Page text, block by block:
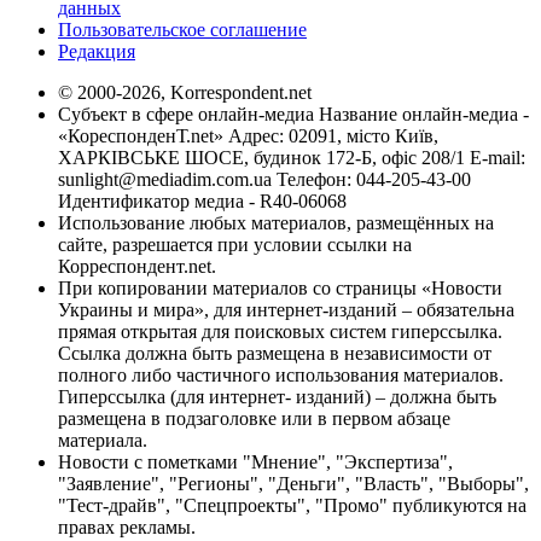
данных
Пользовательское соглашение
Редакция
© 2000-2026, Korrespondent.net
Субъект в сфере онлайн-медиа Название онлайн-медиа -
«КореспонденТ.net» Адрес: 02091, місто Київ,
ХАРКІВСЬКЕ ШОСЕ, будинок 172-Б, офіс 208/1 E-mail:
sunlight@mediadim.com.ua Телефон: 044-205-43-00
Идентификатор медиа - R40-06068
Использование любых материалов, размещённых на
сайте, разрешается при условии ссылки на
Корреспондент.net.
При копировании материалов со страницы «Новости
Украины и мира», для интернет-изданий – обязательна
прямая открытая для поисковых систем гиперссылка.
Ссылка должна быть размещена в независимости от
полного либо частичного использования материалов.
Гиперссылка (для интернет- изданий) – должна быть
размещена в подзаголовке или в первом абзаце
материала.
Новости с пометками "Мнение", "Экспертиза",
"Заявление", "Регионы", "Деньги", "Власть", "Выборы",
"Тест-драйв", "Спецпроекты", "Промо" публикуются на
правах рекламы.